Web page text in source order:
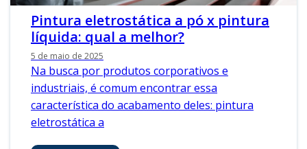
Pintura eletrostática a pó x pintura
líquida: qual a melhor?
5 de maio de 2025
Na busca por produtos corporativos e
industriais, é comum encontrar essa
característica do acabamento deles: pintura
eletrostática a